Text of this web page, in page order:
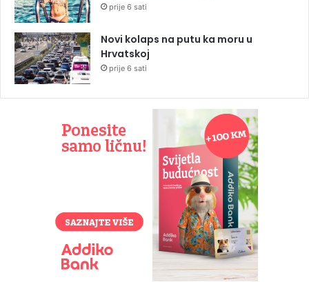
prije 6 sati
Novi kolaps na putu ka moru u
Hrvatskoj
prije 6 sati